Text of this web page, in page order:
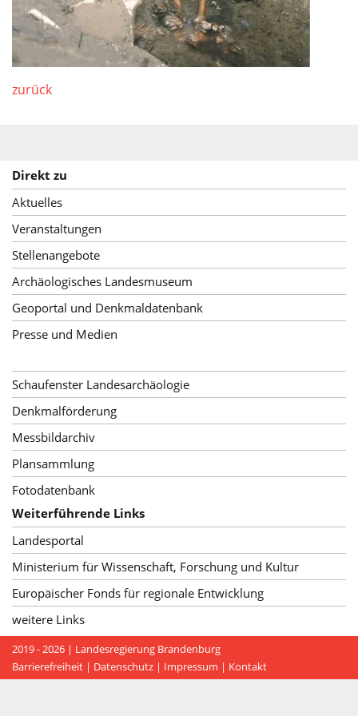
zurück
Direkt zu
Aktuelles
Veranstaltungen
Stellenangebote
Archäologisches Landesmuseum
Geoportal und Denkmaldatenbank
Presse und Medien
Schaufenster Landesarchäologie
Denkmalförderung
Messbildarchiv
Plansammlung
Fotodatenbank
Weiterführende Links
Landesportal
Ministerium für Wissenschaft, Forschung und Kultur
Europäischer Fonds für regionale Entwicklung
weitere Links
2019 - 2026 | Landesregierung Brandenburg
Barrierefreiheit | Datenschutz | Impressum | Kontakt